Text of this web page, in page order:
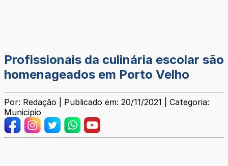
Profissionais da culinária escolar são
homenageados em Porto Velho
Por: Redação | Publicado em: 20/11/2021 | Categoria:
Municipio